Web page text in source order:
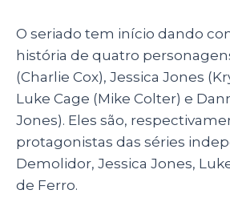
O seriado tem início dando
história de quatro
(Charlie Cox), Jessica Jones
Luke Cage (Mike Colter) e
Jones). Eles são,
protagonistas das séries
Demolidor, Jessica Jones,
de Ferro.